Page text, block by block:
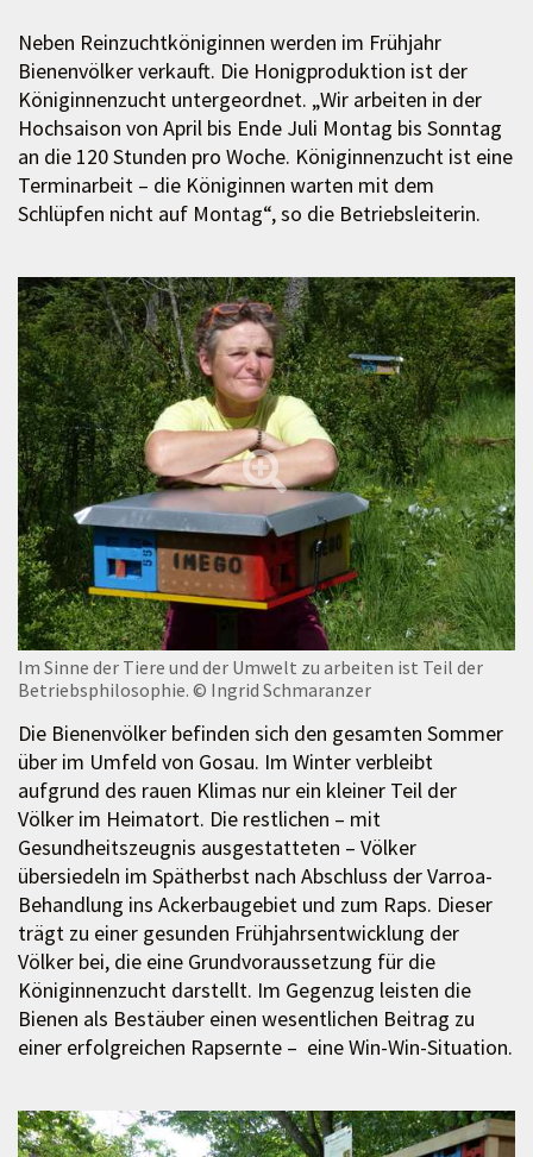
Neben Reinzuchtköniginnen werden im Frühjahr
Bienenvölker verkauft. Die Honigproduktion ist der
Königinnenzucht untergeordnet. „Wir arbeiten in der
Hochsaison von April bis Ende Juli Montag bis Sonntag
an die 120 Stunden pro Woche. Königinnenzucht ist eine
Terminarbeit – die Königinnen warten mit dem
Schlüpfen nicht auf Montag“, so die Betriebsleiterin.
Im Sinne der Tiere und der Umwelt zu arbeiten ist Teil der
Betriebsphilosophie. © Ingrid Schmaranzer
Die Bienenvölker befinden sich den gesamten Sommer
über im Umfeld von Gosau. Im Winter verbleibt
aufgrund des rauen Klimas nur ein kleiner Teil der
Völker im Heimatort. Die restlichen – mit
Gesundheitszeugnis ausgestatteten – Völker
übersiedeln im Spätherbst nach Abschluss der Varroa-
Behandlung ins Ackerbaugebiet und zum Raps. Dieser
trägt zu einer gesunden Frühjahrsentwicklung der
Völker bei, die eine Grundvoraussetzung für die
Königinnenzucht darstellt. Im Gegenzug leisten die
Bienen als Bestäuber einen wesentlichen Beitrag zu
einer erfolgreichen Rapsernte – eine Win-Win-Situation.